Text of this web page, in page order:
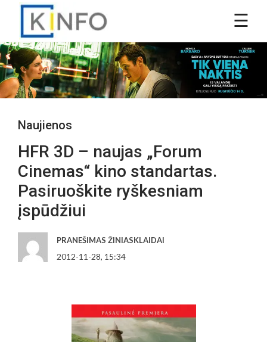
Naujienos
HFR 3D – naujas „Forum
Cinemas“ kino standartas.
Pasiruoškite ryškesniam
įspūdžiui
PRANEŠIMAS ŽINIASKLAIDAI
2012-11-28, 15:34